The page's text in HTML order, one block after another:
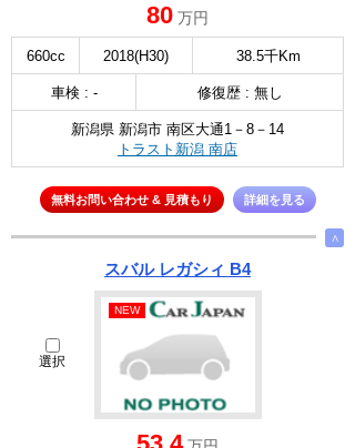
80 万円
660cc 2018(H30) 38.5千Km
車検 : - 修復歴 : 無し
新潟県 新潟市 南区大通1－8－14
トラスト新潟 南店
無料お問い合わせ & 見積もり 詳細を見る
∧
スバル レガシィ B4
選択
NEW